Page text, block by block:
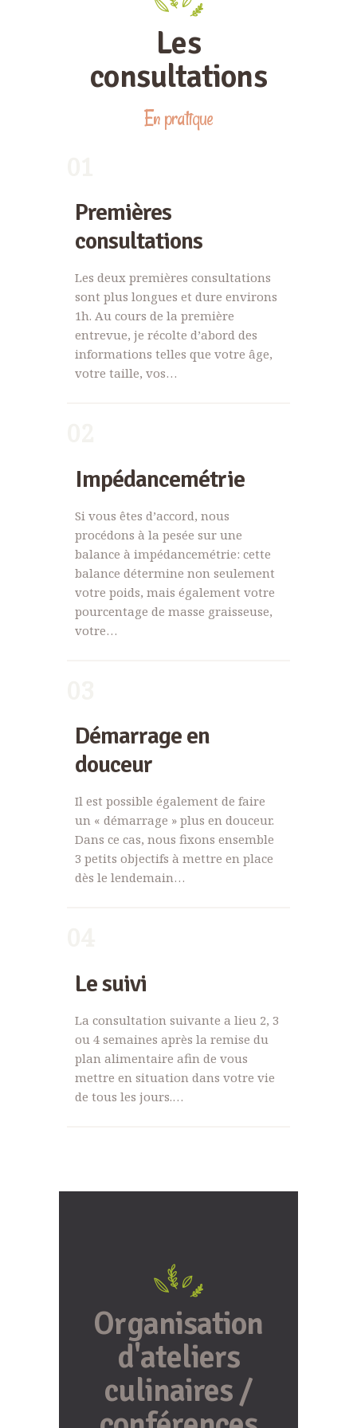
En pratique
Les
consultations
Premières
consultations
Les deux premières consultations
sont plus longues et dure environs
1h. Au cours de la première
entrevue, je récolte d’abord des
informations telles que votre âge,
votre taille, vos…
Impédancemétrie
Si vous êtes d’accord, nous
procédons à la pesée sur une
balance à impédancemétrie: cette
balance détermine non seulement
votre poids, mais également votre
pourcentage de masse graisseuse,
votre…
Démarrage en
douceur
Il est possible également de faire
un « démarrage » plus en douceur.
Dans ce cas, nous fixons ensemble
3 petits objectifs à mettre en place
dès le lendemain…
Le suivi
La consultation suivante a lieu 2, 3
ou 4 semaines après la remise du
plan alimentaire afin de vous
mettre en situation dans votre vie
de tous les jours.…
Organisation
d'ateliers
culinaires /